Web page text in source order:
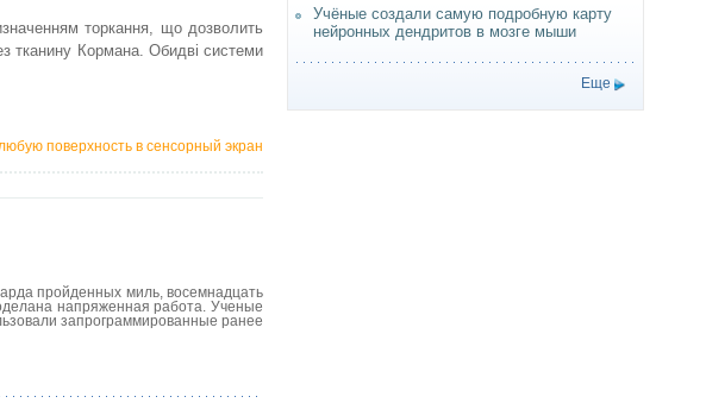
торкання, що дозволить
тканину Кормана. Обидві системи
поверхность в сенсорный экран
пройденных миль, восемнадцать
напряженная работа. Ученые
запрограммированные ранее
Учёные создали самую подробную карту
нейронных дендритов в мозге мыши
Еще